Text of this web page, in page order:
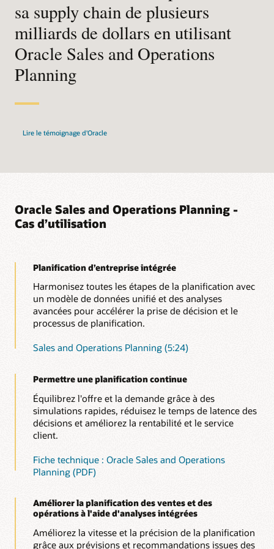
Connecter la planification des ventes et des
opérations à l'exécution
Connectez votre planification commerciales et opérations à
l’exécution commerciale et opérations (S&OE) pour mettre en
œuvre efficacement les plans à travers l’entreprise et votre
réseau de supply chain.
la supply chain pour accélérer la compréhension et les
accords à l’échelle mondiale.
sa supply chain de plusieurs
milliards de dollars en utilisant
Oracle Sales and Operations
Planning
Lire le témoignage d'Oracle
Oracle Sales and Operations Planning -
Cas d’utilisation
Planification d’entreprise intégrée
Harmonisez toutes les étapes de la planification avec
un modèle de données unifié et des analyses
avancées pour accélérer la prise de décision et le
processus de planification.
Sales and Operations Planning (5:24)
Permettre une planification continue
Équilibrez l'offre et la demande grâce à des
simulations rapides, réduisez le temps de latence des
décisions et améliorez la rentabilité et le service
client.
Fiche technique : Oracle Sales and Operations
Planning (PDF)
Améliorer la planification des ventes et des
opérations à l'aide d'analyses intégrées
Améliorez la vitesse et la précision de la planification
grâce aux prévisions et recommandations issues des